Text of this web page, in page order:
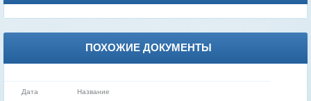
ПОХОЖИЕ ДОКУМЕНТЫ
Дата Название